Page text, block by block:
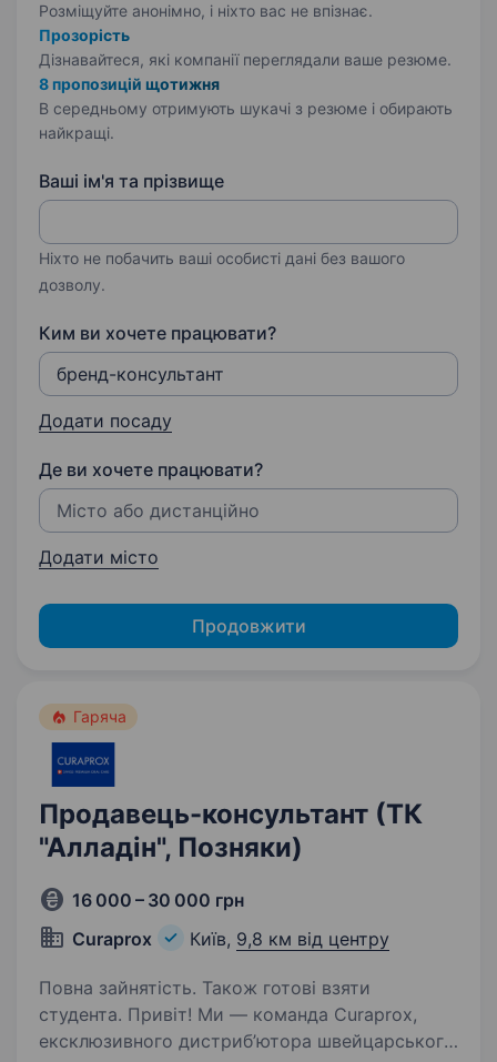
Розміщуйте анонімно, і ніхто вас не впізнає.
Прозорість
Дізнавайтеся, які компанії переглядали ваше резюме.
8 пропозицій щотижня
В середньому отримують шукачі з резюме і обирають
найкращі.
Ваші ім'я та прізвище
Ніхто не побачить ваші особисті дані без вашого
дозволу.
Ким ви хочете працювати?
Додати посаду
Де ви хочете працювати?
Додати місто
Продовжити
Гаряча
Продавець-консультант (ТК
"Алладін", Позняки)
16 000 – 30 000 грн
Curaprox
Київ, 9,8 км від центру
Повна зайнятість. Також готові взяти
студента. Привіт! Ми — команда Curaprox,
ексклюзивного дистриб’ютора швейцарського